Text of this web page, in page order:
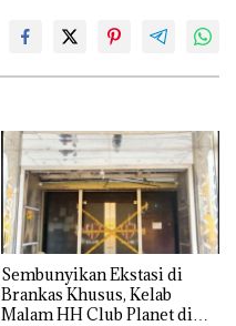
Sembunyikan Ekstasi di
Brankas Khusus, Kelab
Malam HH Club Planet di